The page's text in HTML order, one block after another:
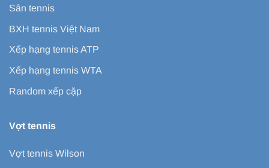
Sân tennis
BXH tennis Việt Nam
Xếp hạng tennis ATP
Xếp hạng tennis WTA
Random xếp cặp
Vợt tennis
Vợt tennis Wilson